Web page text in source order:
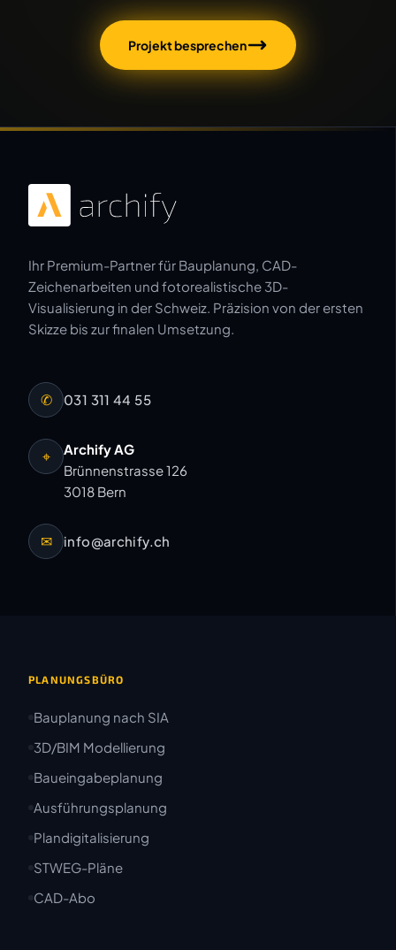
Projekt besprechen
Ihr Premium-Partner für Bauplanung, CAD-
Zeichenarbeiten und fotorealistische 3D-
Visualisierung in der Schweiz. Präzision von der ersten
Skizze bis zur finalen Umsetzung.
✆ 031 311 44 55
⌖
Archify AG
Brünnenstrasse 126
3018 Bern
✉ info@archify.ch
PLANUNGSBÜRO
Bauplanung nach SIA
3D/BIM Modellierung
Baueingabeplanung
Ausführungsplanung
Plandigitalisierung
STWEG-Pläne
CAD-Abo